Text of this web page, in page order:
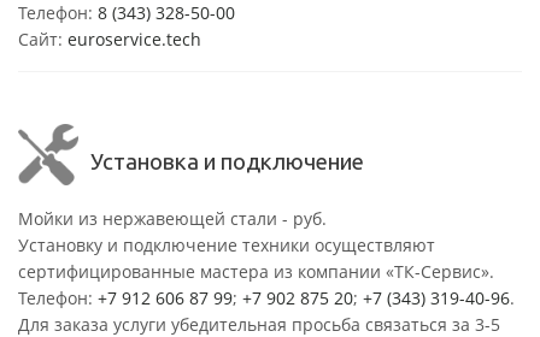
Телефон: 8 (343) 328-50-00
Сайт: euroservice.tech
Установка и подключение
Мойки из нержавеющей стали - руб.
Установку и подключение техники осуществляют
сертифицированные мастера из компании «ТК-Сервис».
Телефон: +7 912 606 87 99; +7 902 875 20; +7 (343) 319-40-96.
Для заказа услуги убедительная просьба связаться за 3-5